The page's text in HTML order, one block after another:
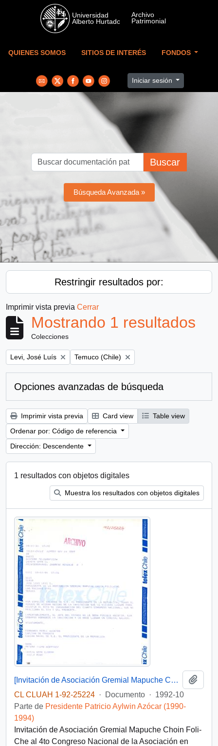
Skip to main content
QUIENES SOMOS SITIOS DE INTERÉS FONDOS
Iniciar sesión
Buscar
Búsqueda Avanzada »
Restringir resultados por:
Imprimir vista previa Cerrar
Mostrando 1 resultados
Colecciones
Remove filter:
Levi, José Luís Remove filter:
Temuco (Chile)
Opciones avanzadas de búsqueda
Imprimir vista previa Card view
Table view
Ordenar por: Código de referencia
Dirección: Descendente
1 resultados con objetos digitales
Muestra los resultados con objetos digitales
[Invitación de Asociación Gremial Mapuche Choin Foli-Che]
CL CLUAH 1-92-25224 · Documento · 1992-10
Parte de Presidente Patricio Aylwin Azócar (1990-
1994)
Invitación de Asociación Gremial Mapuche Choin Foli-
Che al 4to Congreso Nacional de la Asociación en